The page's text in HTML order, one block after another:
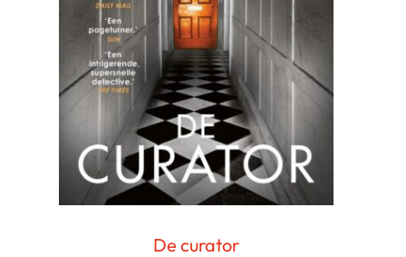
De curator